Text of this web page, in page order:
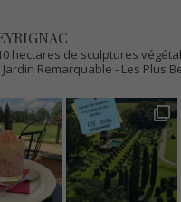
hectares de sculptures
Jardin Remarquable- Les Plus